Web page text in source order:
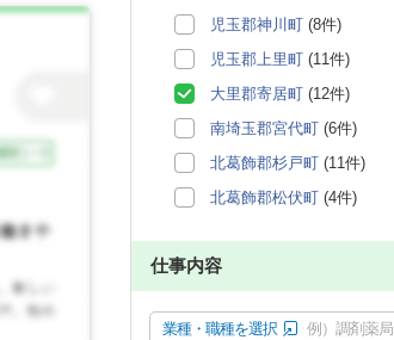
児玉郡神川町 (8件)
児玉郡上里町 (11件)
大里郡寄居町 (12件)
南埼玉郡宮代町 (6件)
北葛飾郡杉戸町 (11件)
北葛飾郡松伏町 (4件)
仕事内容
業種・職種を選択 例）調剤薬局